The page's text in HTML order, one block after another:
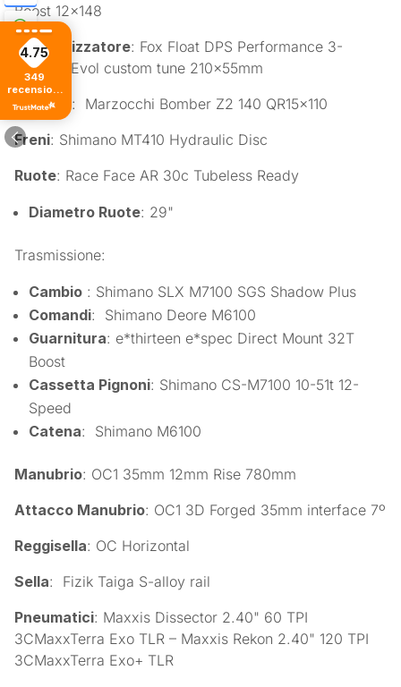
Boost 12×148
Ammortizzatore: Fox Float DPS Performance 3-
Position Evol custom tune 210x55mm
Forcella: Marzocchi Bomber Z2 140 QR15x110
Freni: Shimano MT410 Hydraulic Disc
Ruote: Race Face AR 30c Tubeless Ready
Diametro Ruote: 29"
Trasmissione:
Cambio : Shimano SLX M7100 SGS Shadow Plus
Comandi: Shimano Deore M6100
Guarnitura: e*thirteen e*spec Direct Mount 32T
Boost
Cassetta Pignoni: Shimano CS-M7100 10-51t 12-
Speed
Catena: Shimano M6100
Manubrio: OC1 35mm 12mm Rise 780mm
Attacco Manubrio: OC1 3D Forged 35mm interface 7º
Reggisella: OC Horizontal
Sella: Fizik Taiga S-alloy rail
Pneumatici: Maxxis Dissector 2.40" 60 TPI
3CMaxxTerra Exo TLR – Maxxis Rekon 2.40" 120 TPI
3CMaxxTerra Exo+ TLR
4.75
349
recensioni
di tutti i